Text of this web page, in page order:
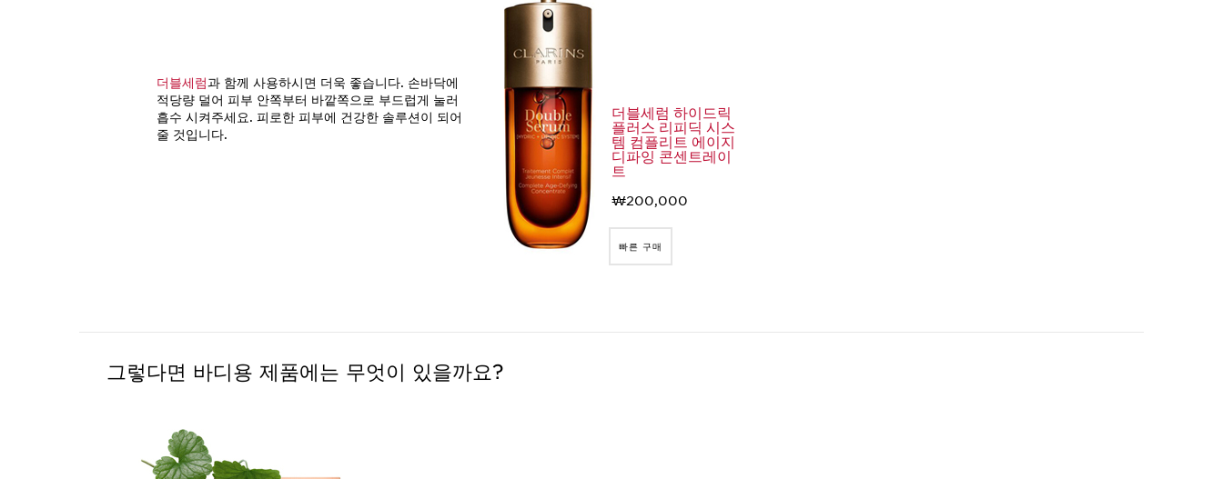
더블세럼과 함께 사용하시면 더욱 좋습니다. 손바닥에
적당량 덜어 피부 안쪽부터 바깥쪽으로 부드럽게 눌러
흡수 시켜주세요. 피로한 피부에 건강한 솔루션이 되어
줄 것입니다.
더블세럼 하이드릭
플러스 리피딕 시스
템 컴플리트 에이지
디파잉 콘센트레이
트
₩200,000
빠른 구매
그렇다면 바디용 제품에는 무엇이 있을까요?